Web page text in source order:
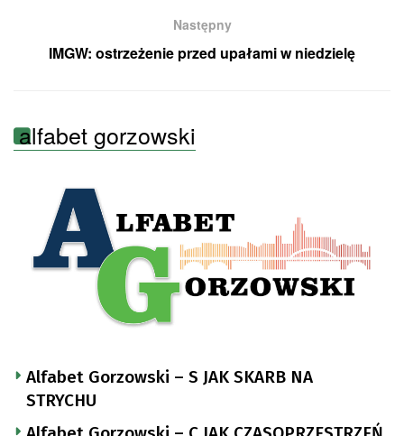
Następny
IMGW: ostrzeżenie przed upałami w niedzielę
alfabet gorzowski
Alfabet Gorzowski – S JAK SKARB NA
STRYCHU